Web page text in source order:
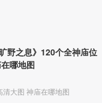
野之息》120个全神庙位
哪地图
大图 神庙在哪地图